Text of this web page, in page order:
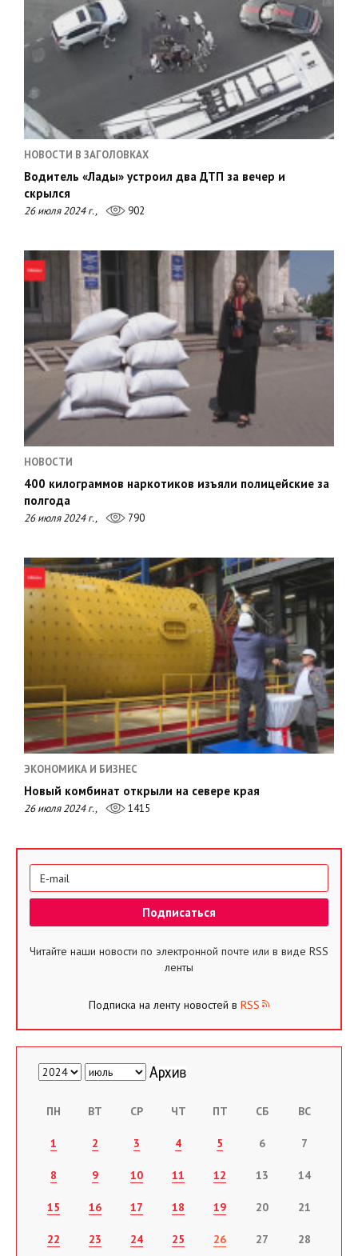
НОВОСТИ В ЗАГОЛОВКАХ
Водитель «Лады» устроил два ДТП за вечер и
скрылся
26 июля 2024 г., 902
НОВОСТИ
400 килограммов наркотиков изъяли полицейские за
полгода
26 июля 2024 г., 790
ЭКОНОМИКА И БИЗНЕС
Новый комбинат открыли на севере края
26 июля 2024 г., 1415
Читайте наши новости по электронной почте или в виде RSS
ленты
Подписка на ленту новостей в RSS
ПН ВТ СР ЧТ ПТ СБ ВС
1 2 3 4 5 6 7
8 9 10 11 12 13 14
15 16 17 18 19 20 21
22 23 24 25 26 27 28